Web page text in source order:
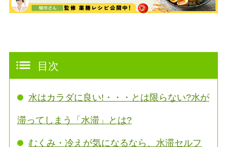
目次
水はカラダに良い!・・・とは限らない?水が
滞ってしまう「水滞」とは?
むくみ・冷えが気になるなら、水滞セルフ